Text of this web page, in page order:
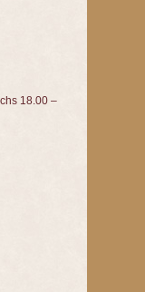
18.00 –